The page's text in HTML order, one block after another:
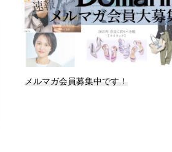
メルマガ会員募集中です！